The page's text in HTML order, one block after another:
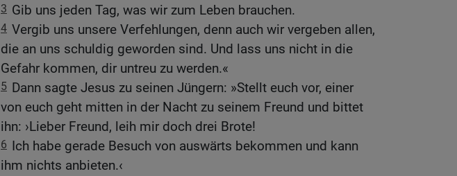
3 Gib uns jeden Tag, was wir zum Leben brauchen.
4 Vergib uns unsere Verfehlungen, denn auch wir vergeben allen,
die an uns schuldig geworden sind. Und lass uns nicht in die
Gefahr kommen, dir untreu zu werden.«
5 Dann sagte Jesus zu seinen Jüngern: »Stellt euch vor, einer
von euch geht mitten in der Nacht zu seinem Freund und bittet
ihn: ›Lieber Freund, leih mir doch drei Brote!
6 Ich habe gerade Besuch von auswärts bekommen und kann
ihm nichts anbieten.‹